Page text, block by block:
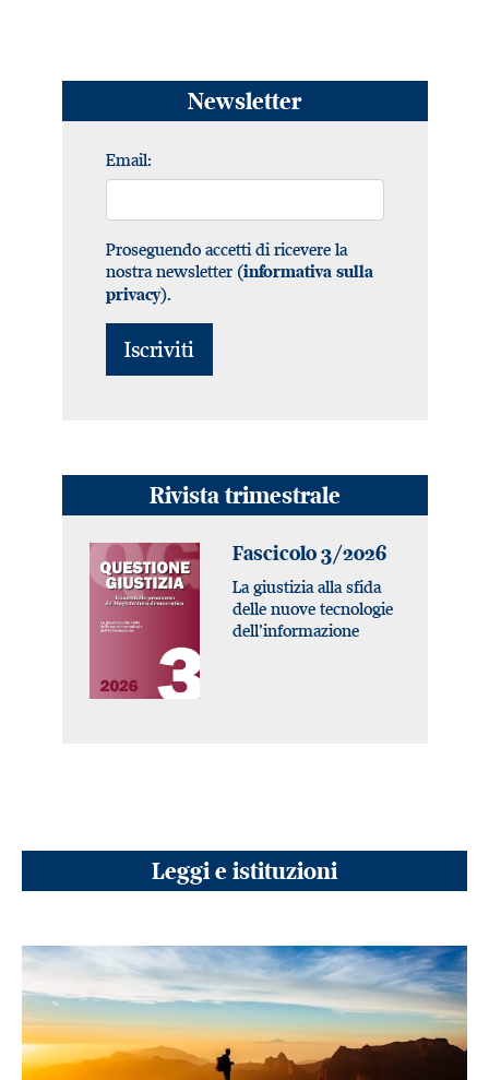
Newsletter
Email:
Proseguendo accetti di ricevere la
nostra newsletter (informativa sulla
privacy).
Rivista trimestrale
Fascicolo 3/2026
La giustizia alla sfida
delle nuove tecnologie
dell’informazione
Leggi e istituzioni